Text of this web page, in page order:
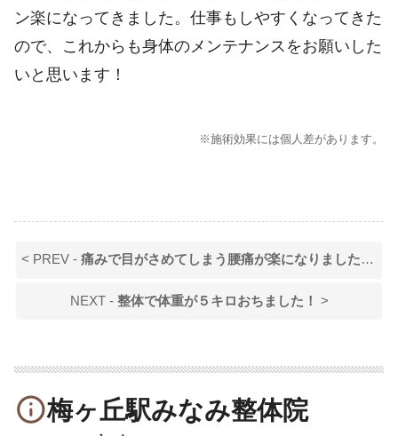
ン楽になってきました。仕事もしやすくなってきた
ので、これからも身体のメンテナンスをお願いした
いと思います！
※施術効果には個人差があります。
< PREV -痛みで目がさめてしまう腰痛が楽になりました！
NEXT - 整体で体重が５キロおちました！ >
info_outline梅ヶ丘駅みなみ整体院